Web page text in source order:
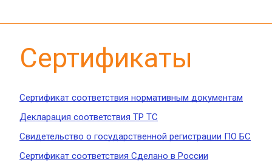
Сертификаты
Сертификат соответствия нормативным документам
Декларация соответствия ТР ТС
Свидетельство о государственной регистрации ПО БС
Сертификат соответствия Сделано в России